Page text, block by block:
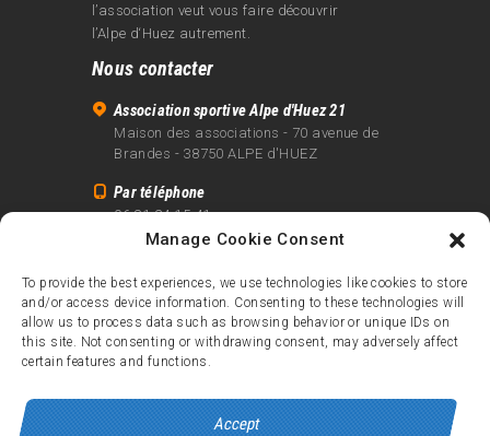
Manage Cookie Consent
To provide the best experiences, we use technologies like cookies to store
and/or access device information. Consenting to these technologies will
allow us to process data such as browsing behavior or unique IDs on
this site. Not consenting or withdrawing consent, may adversely affect
certain features and functions.
Accept
l’association veut vous faire découvrir
l’Alpe d‘Huez autrement.
Nous contacter
Association sportive Alpe d'Huez 21
Maison des associations - 70 avenue de
Brandes - 38750 ALPE d'HUEZ
Par téléphone
06 81 24 15 41
info@alpe21.fr
Mentions légales
Contact
crédits